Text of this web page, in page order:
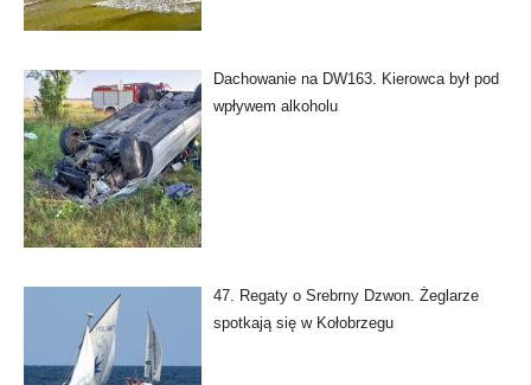
Dachowanie na DW163. Kierowca był pod
wpływem alkoholu
47. Regaty o Srebrny Dzwon. Żeglarze
spotkają się w Kołobrzegu